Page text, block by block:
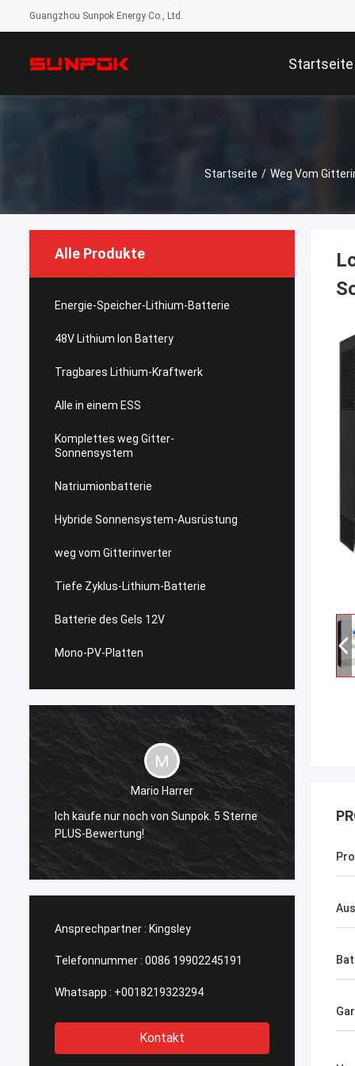
Guangzhou Sunpok Energy Co., Ltd.
Startseite
Startseite / Weg Vom
Alle Produkte
Energie-Speicher-Lithium-Batterie
48V Lithium Ion Battery
Tragbares Lithium-Kraftwerk
Alle in einem ESS
Komplettes weg Gitter-
Sonnensystem
Natriumionbatterie
Hybride Sonnensystem-Ausrüstung
weg vom Gitterinverter
Tiefe Zyklus-Lithium-Batterie
Batterie des Gels 12V
Mono-PV-Platten
Mario Harrer
Ich kaufe nur noch von Sunpok. 5 Sterne
PLUS-Bewertung!
je
Ansprechpartner : Kingsley
Telefonnummer : 0086 19902245191
Whatsapp : +0018219323294
Kontakt